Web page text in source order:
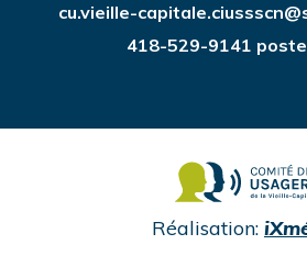
cu.vieille-
418-529-9141
Réalisation: